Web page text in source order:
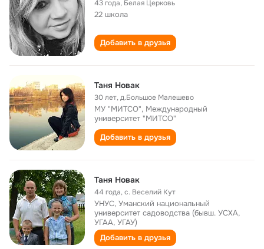
43 года, Белая Церковь
22 школа
Добавить в друзья
Таня Новак
30 лет,д.Большое Малешево
МУ "МИТСО", Международный
университет "МИТСО"
Добавить в друзья
Таня Новак
44 года,с. Веселий Кут
УНУС, Уманский национальный
университет садоводства (бывш. УСХА,
УГАА, УГАУ)
Добавить в друзья